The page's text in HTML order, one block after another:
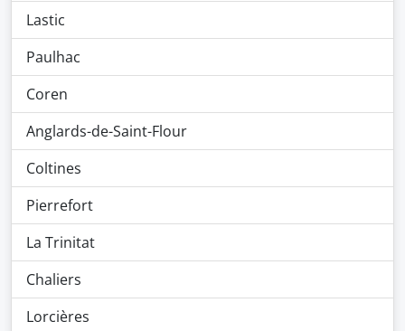
Lastic
Paulhac
Coren
Anglards-de-Saint-Flour
Coltines
Pierrefort
La Trinitat
Chaliers
Lorcières